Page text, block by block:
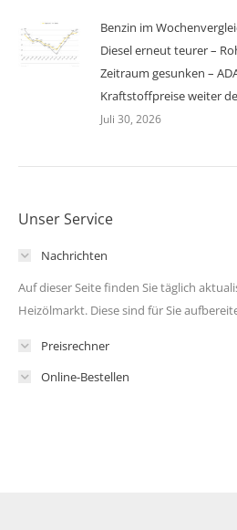
Benzin im
Diesel erneut teurer –
Zeitraum gesunken –
Kraftstoffpreise weiter
Juli 30, 2026
Unser Service
Nachrichten
Auf dieser Seite finden Sie täglich
Heizölmarkt. Diese sind für Sie
Preisrechner
Online-Bestellen